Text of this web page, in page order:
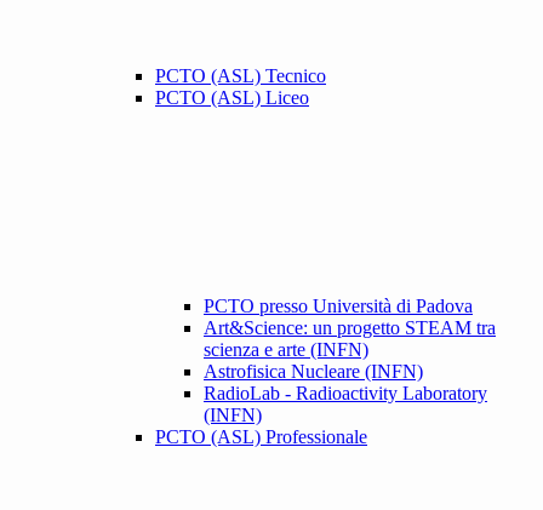
PCTO (ASL) Tecnico
PCTO (ASL) Liceo
PCTO presso Università di Padova
Art&Science: un progetto STEAM tra
scienza e arte (INFN)
Astrofisica Nucleare (INFN)
RadioLab - Radioactivity Laboratory
(INFN)
PCTO (ASL) Professionale